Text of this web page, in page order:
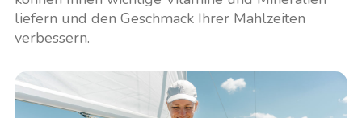
liefern und den Geschmack Ihrer Mahlzeiten
verbessern.